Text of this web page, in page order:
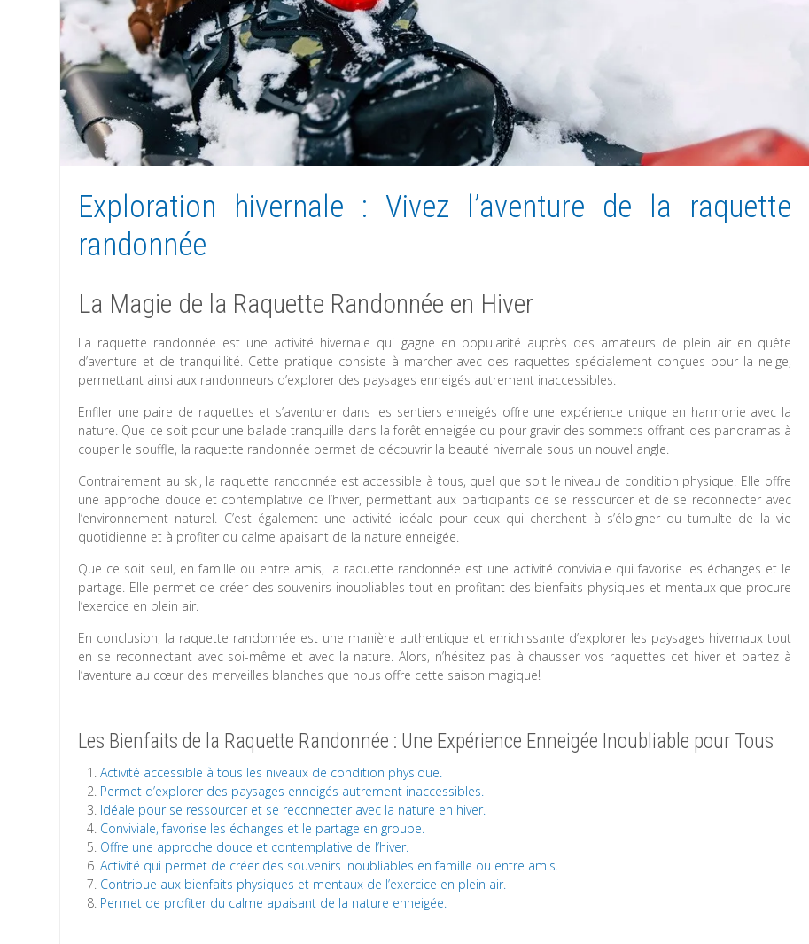
Exploration hivernale : Vivez l’aventure de la raquette
randonnée
La Magie de la Raquette Randonnée en Hiver
La raquette randonnée est une activité hivernale qui gagne en popularité auprès des amateurs de plein air en quête
d’aventure et de tranquillité. Cette pratique consiste à marcher avec des raquettes spécialement conçues pour la neige,
permettant ainsi aux randonneurs d’explorer des paysages enneigés autrement inaccessibles.
Enfiler une paire de raquettes et s’aventurer dans les sentiers enneigés offre une expérience unique en harmonie avec la
nature. Que ce soit pour une balade tranquille dans la forêt enneigée ou pour gravir des sommets offrant des panoramas à
couper le souffle, la raquette randonnée permet de découvrir la beauté hivernale sous un nouvel angle.
Contrairement au ski, la raquette randonnée est accessible à tous, quel que soit le niveau de condition physique. Elle offre
une approche douce et contemplative de l’hiver, permettant aux participants de se ressourcer et de se reconnecter avec
l’environnement naturel. C’est également une activité idéale pour ceux qui cherchent à s’éloigner du tumulte de la vie
quotidienne et à profiter du calme apaisant de la nature enneigée.
Que ce soit seul, en famille ou entre amis, la raquette randonnée est une activité conviviale qui favorise les échanges et le
partage. Elle permet de créer des souvenirs inoubliables tout en profitant des bienfaits physiques et mentaux que procure
l’exercice en plein air.
En conclusion, la raquette randonnée est une manière authentique et enrichissante d’explorer les paysages hivernaux tout
en se reconnectant avec soi-même et avec la nature. Alors, n’hésitez pas à chausser vos raquettes cet hiver et partez à
l’aventure au cœur des merveilles blanches que nous offre cette saison magique!
Les Bienfaits de la Raquette Randonnée : Une Expérience Enneigée Inoubliable pour Tous
Activité accessible à tous les niveaux de condition physique.
Permet d’explorer des paysages enneigés autrement inaccessibles.
Idéale pour se ressourcer et se reconnecter avec la nature en hiver.
Conviviale, favorise les échanges et le partage en groupe.
Offre une approche douce et contemplative de l’hiver.
Activité qui permet de créer des souvenirs inoubliables en famille ou entre amis.
Contribue aux bienfaits physiques et mentaux de l’exercice en plein air.
Permet de profiter du calme apaisant de la nature enneigée.